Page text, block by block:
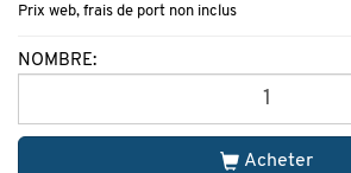
Prix web, frais de port non inclus
NOMBRE:
Acheter